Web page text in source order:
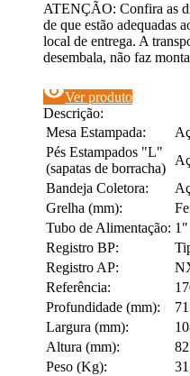
ATENÇÃO: Confira as
de que estão adequadas
local de entrega. A
desembala, não faz
visibilityVer produto
Descrição:
Mesa Estampada:
Pés Estampados "L"
(sapatas de borracha)
Bandeja Coletora:
Grelha (mm):
Tubo de Alimentação: 1"
Registro BP:
Registro AP:
Referência:
Profundidade (mm):
Largura (mm):
Altura (mm):
Peso (Kg):